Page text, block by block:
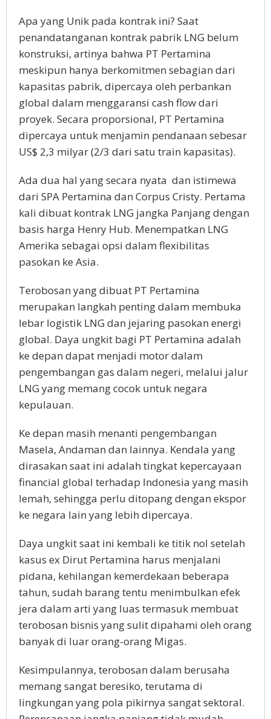
Apa yang Unik pada kontrak ini? Saat
penandatanganan kontrak pabrik LNG belum
konstruksi, artinya bahwa PT Pertamina
meskipun hanya berkomitmen sebagian dari
kapasitas pabrik, dipercaya oleh perbankan
global dalam menggaransi cash flow dari
proyek. Secara proporsional, PT Pertamina
dipercaya untuk menjamin pendanaan sebesar
US$ 2,3 milyar (2/3 dari satu train kapasitas).
Ada dua hal yang secara nyata dan istimewa
dari SPA Pertamina dan Corpus Cristy. Pertama
kali dibuat kontrak LNG jangka Panjang dengan
basis harga Henry Hub. Menempatkan LNG
Amerika sebagai opsi dalam flexibilitas
pasokan ke Asia.
Terobosan yang dibuat PT Pertamina
merupakan langkah penting dalam membuka
lebar logistik LNG dan jejaring pasokan energi
global. Daya ungkit bagi PT Pertamina adalah
ke depan dapat menjadi motor dalam
pengembangan gas dalam negeri, melalui jalur
LNG yang memang cocok untuk negara
kepulauan.
Ke depan masih menanti pengembangan
Masela, Andaman dan lainnya. Kendala yang
dirasakan saat ini adalah tingkat kepercayaan
financial global terhadap Indonesia yang masih
lemah, sehingga perlu ditopang dengan ekspor
ke negara lain yang lebih dipercaya.
Daya ungkit saat ini kembali ke titik nol setelah
kasus ex Dirut Pertamina harus menjalani
pidana, kehilangan kemerdekaan beberapa
tahun, sudah barang tentu menimbulkan efek
jera dalam arti yang luas termasuk membuat
terobosan bisnis yang sulit dipahami oleh orang
banyak di luar orang-orang Migas.
Kesimpulannya, terobosan dalam berusaha
memang sangat beresiko, terutama di
lingkungan yang pola pikirnya sangat sektoral.